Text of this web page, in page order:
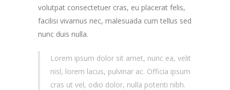
volutpat consectetuer cras, eu placerat felis,
facilisi vivamus nec, malesuada cum tellus sed
nunc duis nulla.
Lorem ipsum dolor sit amet, nunc ea, velit
nisl, lorem lacus, pulvinar ac. Officia ipsum
cras ut vel, odio dolor, nulla potenti nibh.